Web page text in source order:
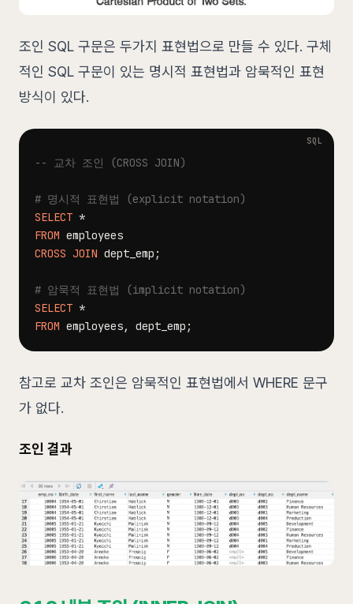
조인 SQL 구문은 두가지 표현법으로 만들 수 있다. 구체
적인 SQL 구문이 있는 명시적 표현법과 암묵적인 표현
방식이 있다.
-- 교차 조인 (CROSS JOIN)
# 명시적 표현법 (explicit notation)
SELECT *
FROM
CROSS JOIN dept_emp ;
# 암묵적 표현법 (implicit notation)
SELECT *
FROM employees, dept_emp ;
참고로 교차 조인은 암묵적인 표현법에서 WHERE 문구
가 없다.
조인 결과